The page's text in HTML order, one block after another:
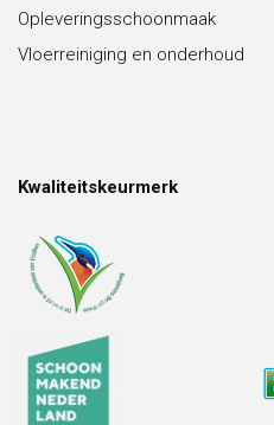
Opleveringsschoonmaak
Vloerreiniging en onderhoud
Kwaliteitskeurmerk